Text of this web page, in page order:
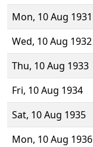
Mon, 10 Aug 1931
Wed, 10 Aug 1932
Thu, 10 Aug 1933
Fri, 10 Aug 1934
Sat, 10 Aug 1935
Mon, 10 Aug 1936